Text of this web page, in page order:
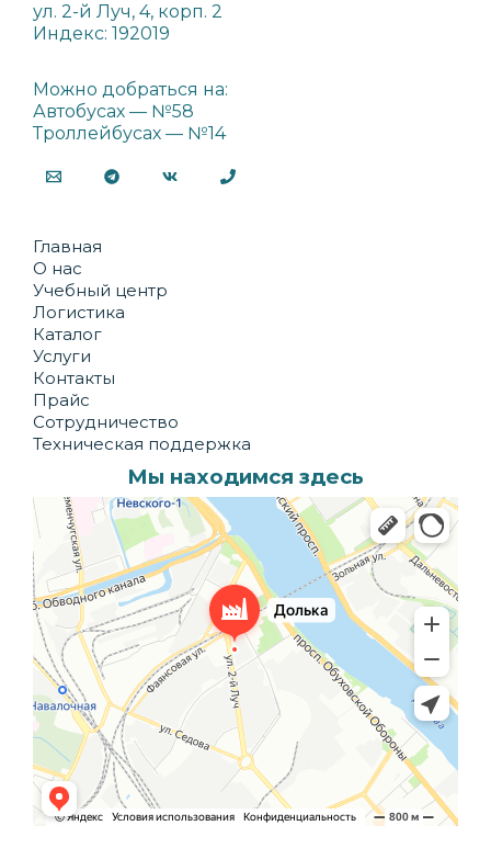
ул. 2-й Луч, 4, корп. 2
Индекс: 192019
Можно добраться на:
Автобусах — №58
Троллейбусах — №14
Главная
О нас
Учебный центр
Логистика
Каталог
Услуги
Контакты
Прайс
Сотрудничество
Техническая поддержка
Мы находимся здесь
Долька
Производственное предприятие в Санкт‑Петербурге